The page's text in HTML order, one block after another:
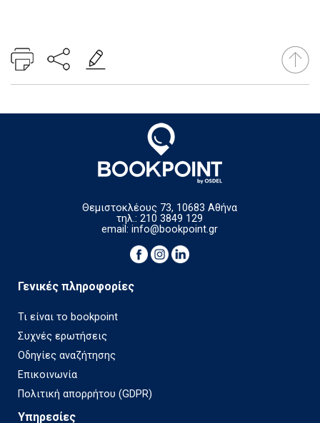
Θεμιστοκλέους 73, 10683 Αθήνα
τηλ.: 210 3849 129
email:info@bookpoint.gr
Γενικές πληροφορίες
Τι είναι το bookpoint
Συχνές ερωτήσεις
Οδηγίες αναζήτησης
Επικοινωνία
Πολιτική απορρήτου (GDPR)
Υπηρεσίες